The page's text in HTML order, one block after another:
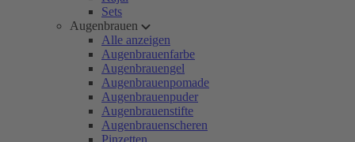
Sets
Augenbrauen
Alle anzeigen
Augenbrauenfarbe
Augenbrauengel
Augenbrauenpomade
Augenbrauenpuder
Augenbrauenstifte
Augenbrauenscheren
Pinzetten